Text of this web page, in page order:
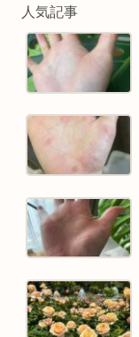
人気記事